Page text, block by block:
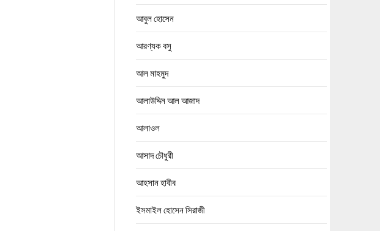
আবুল হোসেন
আরণ্যক বসু
আল মাহমুদ
আলাউদ্দিন আল আজাদ
আলাওল
আসাদ চৌধুরী
আহসান হাবীব
ইসমাইল হোসেন সিরাজী